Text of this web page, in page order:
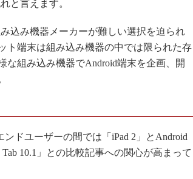
グローバル設計・開発
制御セキュリティ
新型コロナへの対応
と言えます。
込み機器メーカーが難しい選択を迫られ
ト端末は組み込み機器の中では限られた存
な組み込み機器でAndroid端末を企画、開
ドユーザーの間では「iPad 2」とAndroid
10.1」との比較記事への関心が高まって